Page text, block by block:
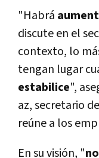
"Habrá
discute en el
contexto, lo
tengan lugar
estabilice",
az, secretario
reúne a los
En su visión, "